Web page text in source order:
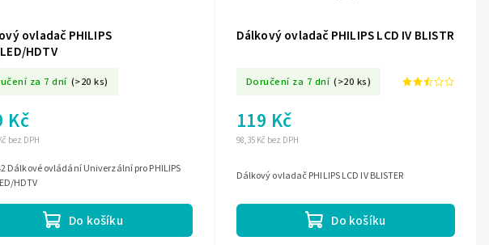
ovladač PHILIPS
HDTV
za 7 dní (>20 ks)
bez DPH
Kč
Do košíku
Dálkové ovládání Univerzální pro PHILIPS
HDTV
Dálkový ovladač PHILIPS LCD IV BLISTR
Doručení za 7 dní (>20 ks)
98,35 Kč bez DPH
119 Kč
Do košíku
Dálkový ovladač PHILIPS LCD IV BLISTER